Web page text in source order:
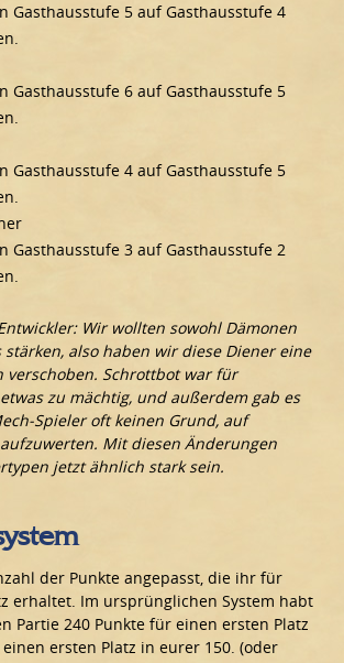
Gasthausstufe 5 auf Gasthausstufe 4
Gasthausstufe 6 auf Gasthausstufe 5
Gasthausstufe 4 auf Gasthausstufe 5
Gasthausstufe 3 auf Gasthausstufe 2
Wir wollten sowohl Dämonen
stärken, also haben wir diese Diener eine
verschoben. Schrottbot war für
zu mächtig, und außerdem gab es
Spieler oft keinen Grund, auf
Mit diesen Änderungen
jetzt ähnlich stark sein.
der Punkte angepasst, die ihr für
erhaltet. Im ursprünglichen System habt
Partie 240 Punkte für einen ersten Platz
ersten Platz in eurer 150. (oder